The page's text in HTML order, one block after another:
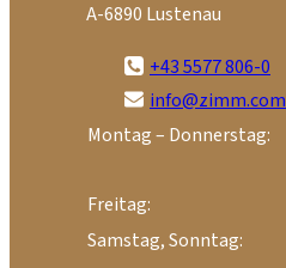
A-6890 Lustenau
+43 5577 806-0
info@zimm.com
Montag – Donnerstag:
Freitag:
Samstag, Sonntag: